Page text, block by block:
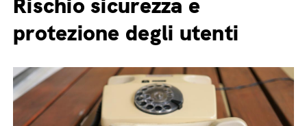
protezione degli utenti